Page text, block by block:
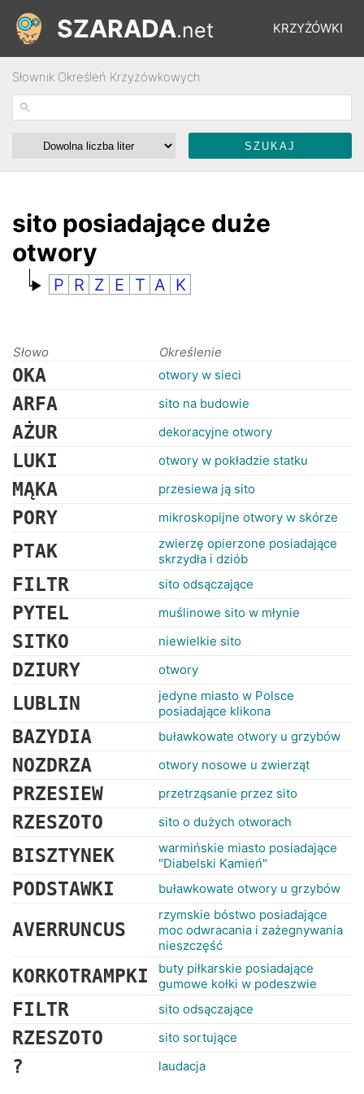
KRZYŻÓWKI
ŁAMIGŁÓWKI
SZARADA.net
Słownik Określeń Krzyżówkowych
sito posiadające duże
otwory
P R Z E T A K
Słowo Określenie
OKA otwory w sieci
ARFA sito na budowie
AŻUR dekoracyjne otwory
LUKI otwory w pokładzie statku
MĄKA przesiewa ją sito
PORY mikroskopijne otwory w skórze
PTAK
zwierzę opierzone posiadające
skrzydła i dziób
FILTR sito odsączające
PYTEL muślinowe sito w młynie
SITKO niewielkie sito
DZIURY otwory
LUBLIN
jedyne miasto w Polsce
posiadające klikona
BAZYDIA buławkowate otwory u grzybów
NOZDRZA otwory nosowe u zwierząt
PRZESIEW przetrząsanie przez sito
RZESZOTO sito o dużych otworach
BISZTYNEK
warmińskie miasto posiadające
"Diabelski Kamień"
PODSTAWKI buławkowate otwory u grzybów
AVERRUNCUS
rzymskie bóstwo posiadające
moc odwracania i zażegnywania
nieszczęść
KORKOTRAMPKI
buty piłkarskie posiadające
gumowe kołki w podeszwie
FILTR sito odsączające
RZESZOTO sito sortujące
? laudacja